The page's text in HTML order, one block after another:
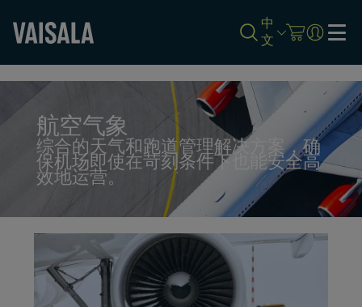
main
content
中
文
航空气象
综合的天气和跑道管理解决方案，确
保机场即使在苛刻条件下也能安全高
效地运营。